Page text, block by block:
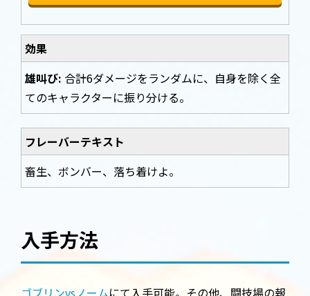
効果
雄叫び: 合計6ダメージをランダムに、自身を除く全
てのキャラクターに振り分ける。
フレーバーテキスト
畜生、ボンバー、落ち着けよ。
入手方法
ゴブリンvsノームにて入手可能。その他、闘技場の報